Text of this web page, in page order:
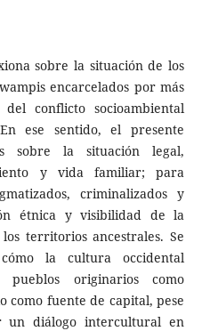
sobre la situación de los
encarcelados por más
conflicto socioambiental
ese sentido, el presente
sobre la situación legal,
y vida familiar; para
criminalizados y
étnica y visibilidad de la
territorios ancestrales. Se
la cultura occidental
originarios como
como fuente de capital, pese
un diálogo intercultural en